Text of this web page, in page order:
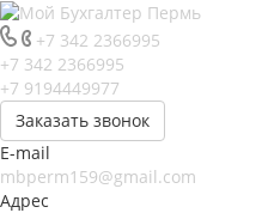
+7 342 2366995
+7 342 2366995
+7 9194449977
Заказать звонок
E-mail
mbperm159@gmail.com
Адрес